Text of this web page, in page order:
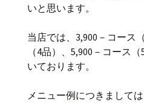
いと思います。
当店では、3,900－コース
（4品）、5,900－コース
いております。
メニュー例につきまして